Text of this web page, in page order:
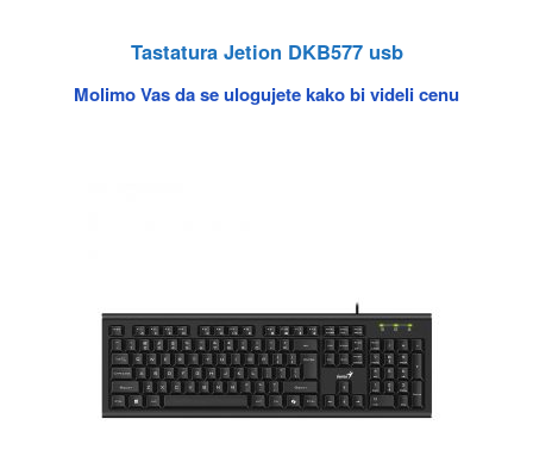
Tastatura Jetion DKB577 usb
Molimo Vas da se ulogujete kako bi videli cenu